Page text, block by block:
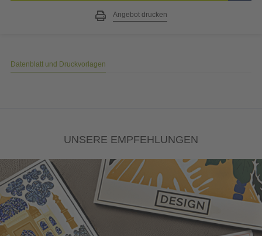
Angebot drucken
Datenblatt und Druckvorlagen
UNSERE EMPFEHLUNGEN